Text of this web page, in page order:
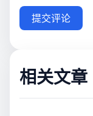
提交评论
相关文章